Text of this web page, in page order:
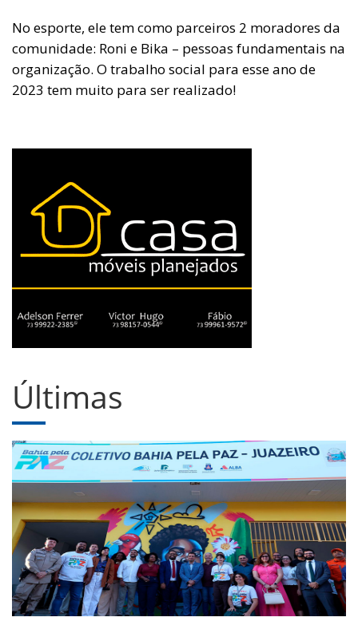
No esporte, ele tem como parceiros 2 moradores da
comunidade: Roni e Bika – pessoas fundamentais na
organização. O trabalho social para esse ano de
2023 tem muito para ser realizado!
Últimas